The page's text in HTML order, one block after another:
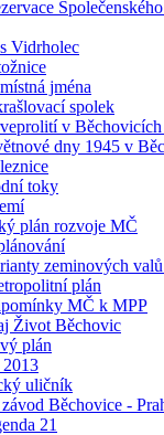
Vidrholec
jména
spolek
v Běchovicích
dny 1945 v
toky
plán rozvoje MČ
zeminových
plán
MČ k MPP
Život Běchovic
plán
2013
uličník
Běchovice -
21